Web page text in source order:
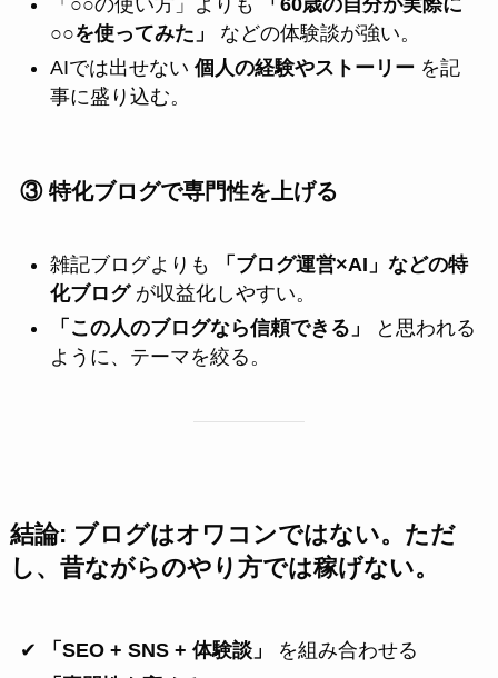
「○○の使い方」よりも
「60歳の自分が実際に
○○を使ってみた」
などの体験談が強い。
AIでは出せない 個人の経験やストーリーを記
事に盛り込む。
③ 特化ブログで専門性を上げる
雑記ブログよりも
「ブログ運営×AI」などの特
化ブログが収益化しやすい。
「この人のブログなら信頼できる」
と思われる
ように、テーマを絞る。
結論: ブログはオワコンではない。ただ
し、昔ながらのやり方では稼げない。
✔ 「SEO + SNS + 体験談」
を組み合わせる